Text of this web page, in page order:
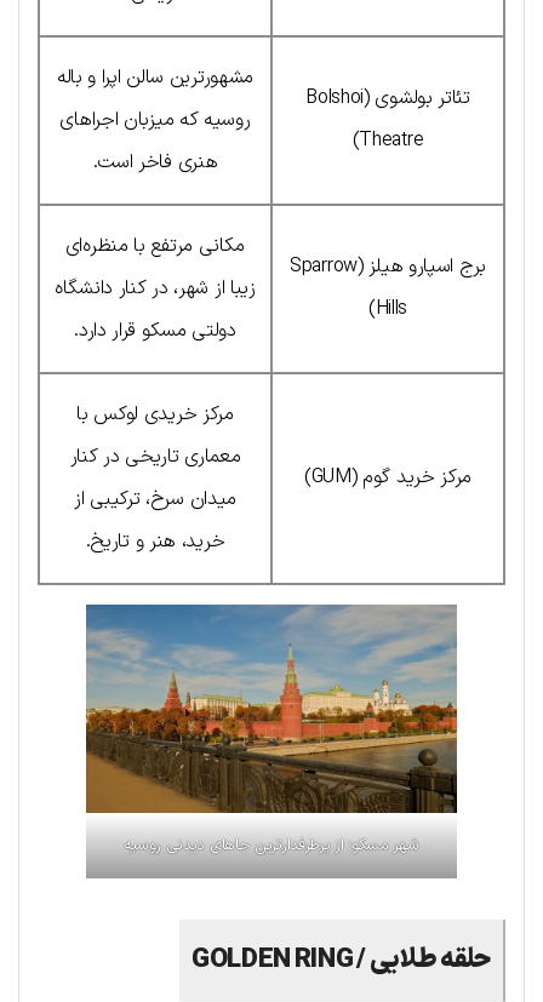
تئاتر بولشوی (Bolshoi
Theatre)
مشهورترین سالن اپرا و باله
روسیه که میزبان اجراهای
هنری فاخر است.
برج اسپارو هیلز (Sparrow
Hills)
مکانی مرتفع با منظره‌ای
زیبا از شهر، در کنار دانشگاه
دولتی مسکو قرار دارد.
مرکز خرید گوم (GUM)
مرکز خریدی لوکس با
معماری تاریخی در کنار
میدان سرخ، ترکیبی از
خرید، هنر و تاریخ.
شهر مسکو؛ از پرطرفدارترین جاهای دیدنی روسیه
حلقه طلایی /GOLDEN RING